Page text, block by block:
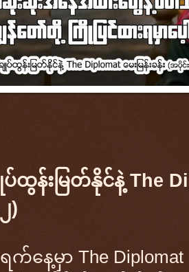
ထွန်းမြတ်နိုင်​နဲ့ The
)
က်နေ့မှာ The